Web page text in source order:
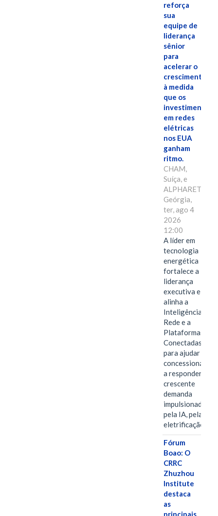
reforça
sua
equipe de
liderança
sênior
para
acelerar o
crescimento,
à medida
que os
investimentos
em redes
elétricas
nos EUA
ganham
ritmo.
CHAM,
Suíça, e
ALPHARETTA,
Geórgia,
ter, ago 4
2026
12:00
A líder em
tecnologia
energética
fortalece a
liderança
executiva e
alinha a
Inteligência de
Rede e a
Plataformas
Conectadas
para ajudar as
concessionárias
a responder à
crescente
demanda
impulsionada
pela IA, pela
eletrificação…
Fórum
Boao: O
CRRC
Zhuzhou
Institute
destaca
as
principais